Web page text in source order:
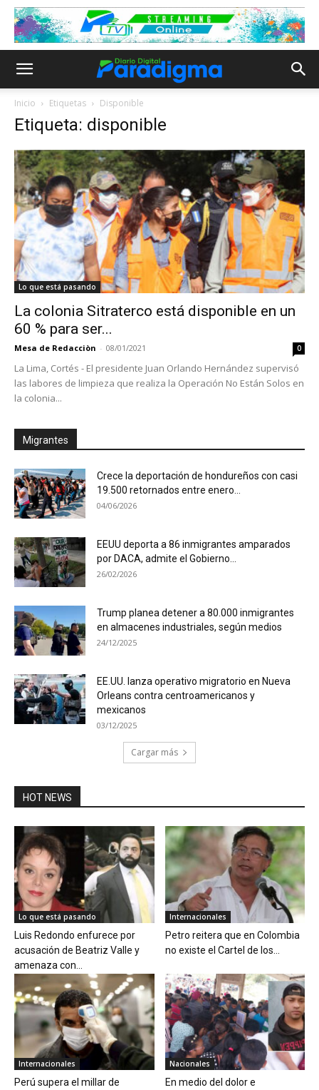
Inicio Etiquetas Disponible
Etiqueta: disponible
Lo que está pasando
La colonia Sitraterco está disponible en un
60 % para ser...
Mesa de Redacciòn - 08/01/2021 0
La Lima, Cortés - El presidente Juan Orlando Hernández supervisó
las labores de limpieza que realiza la Operación No Están Solos en
la colonia...
Migrantes
Crece la deportación de hondureños con casi
19.500 retornados entre enero...
04/06/2026
EEUU deporta a 86 inmigrantes amparados
por DACA, admite el Gobierno...
26/02/2026
Trump planea detener a 80.000 inmigrantes
en almacenes industriales, según medios
24/12/2025
EE.UU. lanza operativo migratorio en Nueva
Orleans contra centroamericanos y
mexicanos
03/12/2025
Cargar más
HOT NEWS
Lo que está pasando
Luis Redondo enfurece por
acusación de Beatriz Valle y
amenaza con...
Internacionales
Petro reitera que en Colombia
no existe el Cartel de los...
Internacionales
Perú supera el millar de
Nacionales
En medio del dolor e